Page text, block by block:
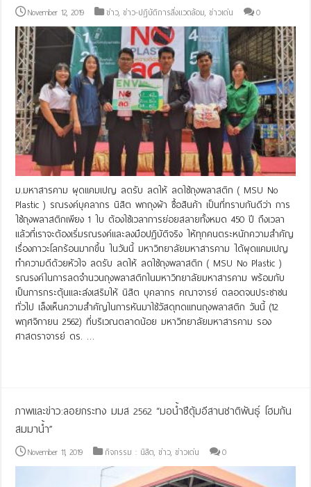
November 12, 2019 ข่าว,ข่าว-ปฏิบัติการสิ่งแวดล้อม,ข่าวเด่น 0
ม.มหาสารคาม ผุดแคมเปญ ลดรับ ลดให้ ลดใช้ถุงพลาสติก ( MSU No
Plastic ) รณรงค์บุคลากร นิสิต พกถุงผ้า ซื้อสินค้า เป็นที่ทราบกันดีว่า การ
ใช้ถุงพลาสติกเพียง 1 ใบ ต้องใช้เวลาการย่อยสลายทั้งหมด 450 ปี ถึงเวลา
แล้วที่เราจะต้องเริ่มรณรงค์และลงมือปฏิบัติจริง ให้ทุกคนตระหนักความสำคัญ
เรื่องภาวะโลกร้อนมากขึ้น ในวันนี้ มหาวิทยาลัยมหาสารคาม ได้ผุดแคมเปญ
ทำความดีด้วยหัวใจ ลดรับ ลดให้ ลดใช้ถุงพลาสติก ( MSU No Plastic )
รณรงค์ในการลดจำนวนถุงพลาสติกในมหาวิทยาลัยมหาสารคาม พร้อมกับ
เป็นการกระตุ้นและส่งเสริมให้ นิสิต บุคลากร คณาจารย์ ตลอดจนประชาชน
ทั่วไป เล็งเห็นความสำคัญในการหันมาใช้วัสดุทดแทนถุงพลาสติก วันนี้ (12
พฤศจิกายน 2562) ที่บริเวณตลาดน้อย มหาวิทยาลัยมหาสารคาม รอง
ศาสตราจารย์ ดร. …
ภาพและข่าว:ลอยกระทง มมส 2562 “มอน้ำชีตุ้มอีสานชาติพันธุ์ โฮมกัน
สมมาน้ำ”
November 11, 2019 กิจกรรม : นิสิต,ข่าว,ข่าวเด่น 0